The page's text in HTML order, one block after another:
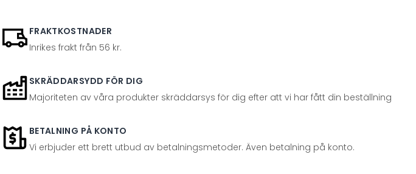
FRAKTKOSTNADER
Inrikes frakt från 56 kr.
SKRÄDDARSYDD FÖR DIG
Majoriteten av våra produkter skräddarsys för dig efter att vi har fått din beställning
BETALNING PÅ KONTO
Vi erbjuder ett brett utbud av betalningsmetoder. Även betalning på konto.